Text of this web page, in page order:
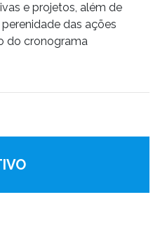
e projetos, além de
das ações
do cronograma